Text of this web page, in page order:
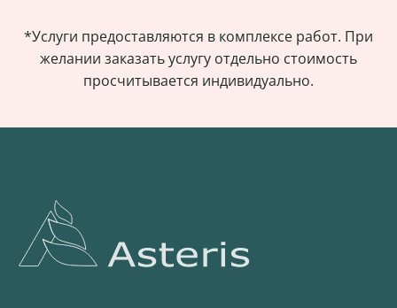
*Услуги предоставляются в комплексе работ. При
желании заказать услугу отдельно стоимость
просчитывается индивидуально.